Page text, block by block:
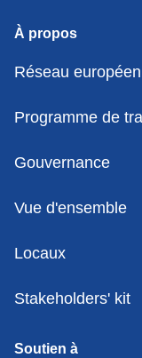
À propos
Réseau
Programme de
Gouvernance
Vue d'ensemble
Locaux
Stakeholders' kit
Soutien à